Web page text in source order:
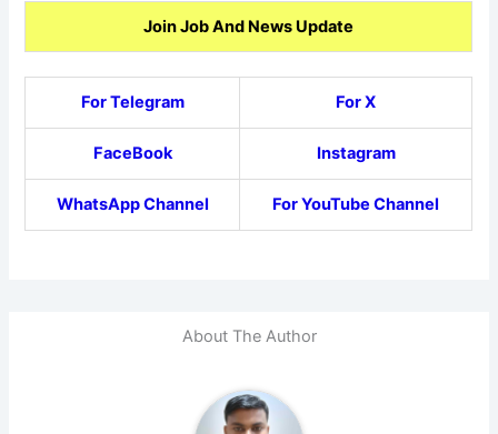
Join Job And News Update
For Telegram For X
FaceBook Instagram
WhatsApp Channel For YouTube Channel
About The Author